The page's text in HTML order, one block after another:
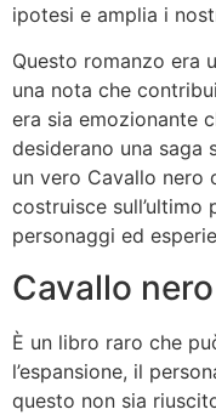
ipotesi e amplia i
Questo romanzo era
una nota che
era sia emozionante
desiderano una saga
un vero Cavallo nero
costruisce
personaggi ed
Cavallo
È un libro raro che
l’espansione, il
questo non sia